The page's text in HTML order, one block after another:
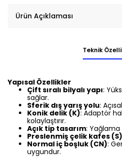
Ürün Açıklaması
Teknik
Yapısal Özellikler
Çift sıralı bilyalı yapı:
sağlar.
Sferik dış yarış yolu:
Konik delik (K): Adaptör
kolaylaştırır.
Açık tip tasarım: Yağlama
Preslenmiş çelik kafes (S)
Normal iç boşluk (CN):
uygundur.